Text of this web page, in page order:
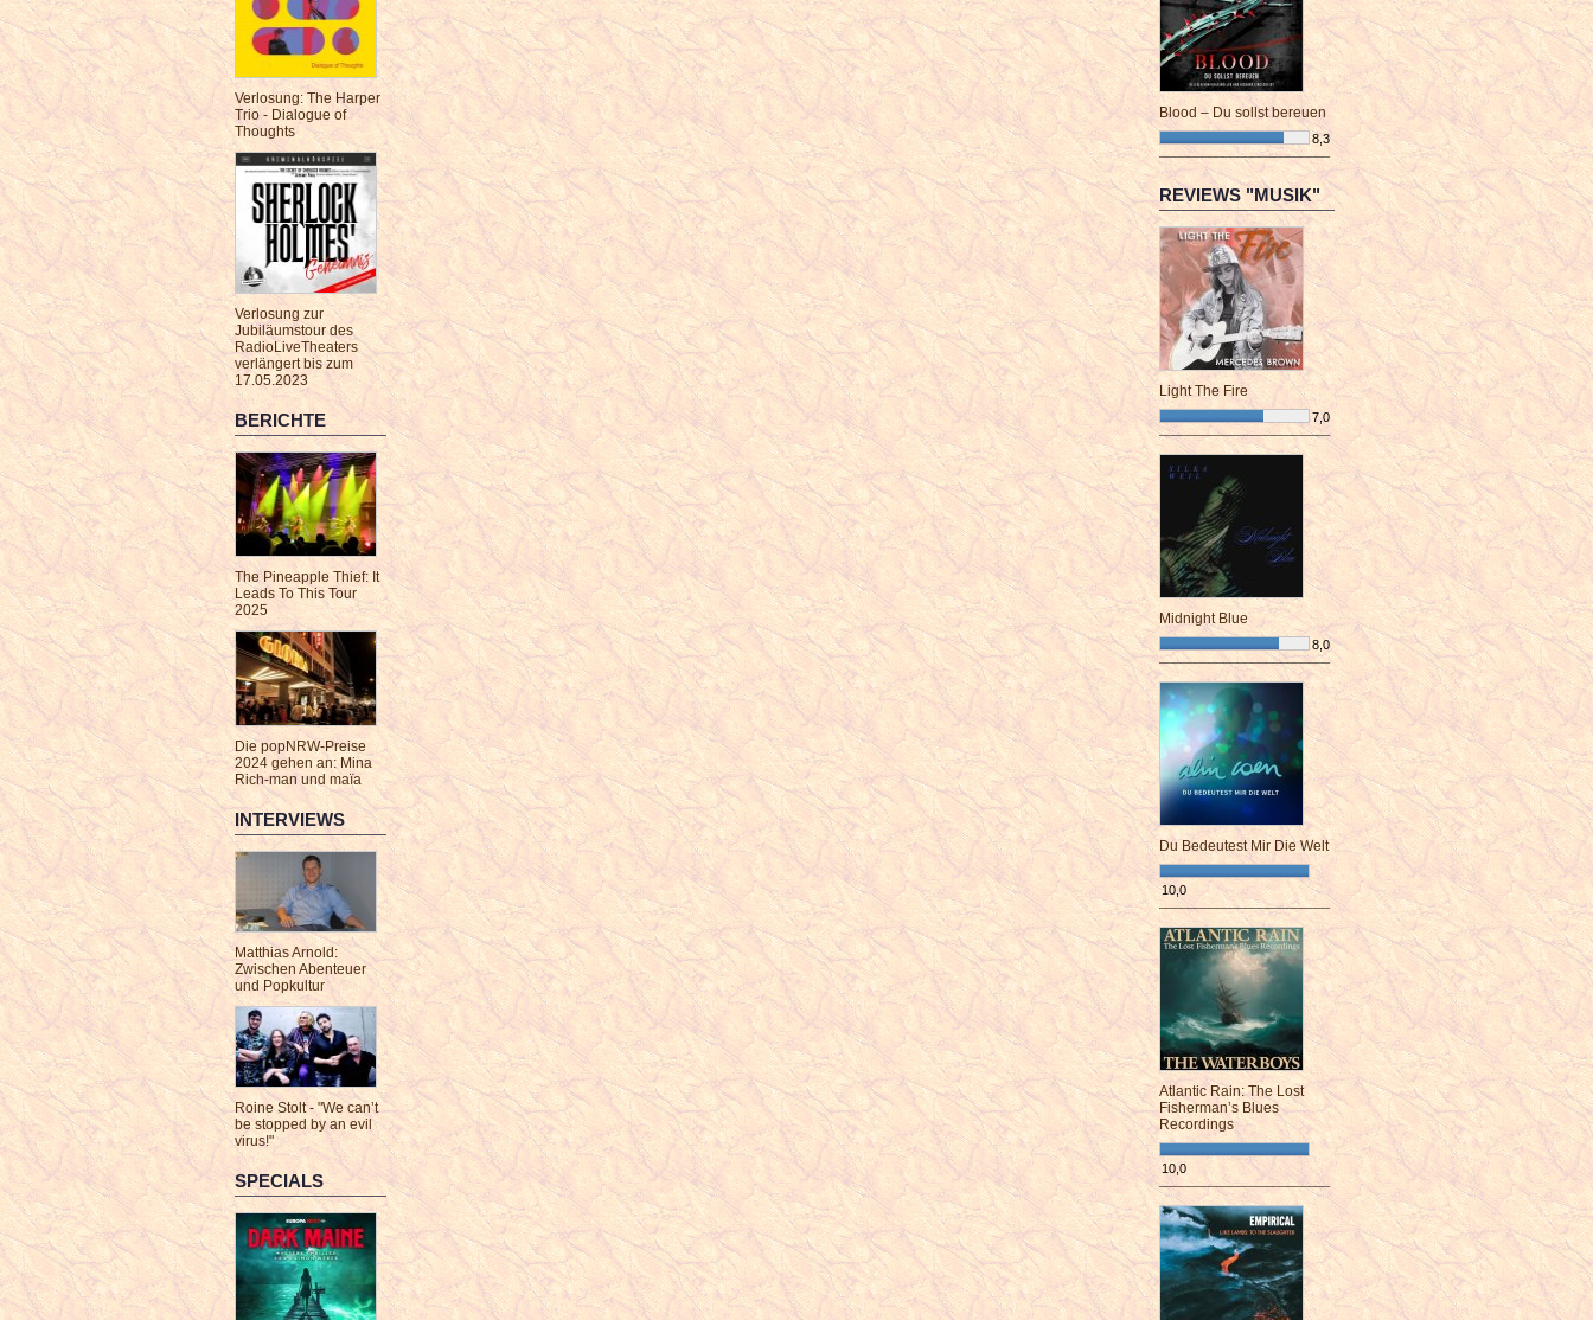
Verlosung: The Harper
Trio - Dialogue of
Thoughts
Verlosung zur
Jubiläumstour des
RadioLiveTheaters
verlängert bis zum
17.05.2023
BERICHTE
The Pineapple Thief: It
Leads To This Tour
2025
Die popNRW-Preise
2024 gehen an: Mina
Rich-man und maïa
INTERVIEWS
Matthias Arnold:
Zwischen Abenteuer
und Popkultur
Roine Stolt - "We can’t
be stopped by an evil
virus!"
SPECIALS
Blood – Du sollst bereuen
8,3
¯¯¯¯¯¯¯¯¯¯¯¯¯¯¯¯¯¯¯¯¯¯¯¯
REVIEWS "MUSIK"
Light The Fire
7,0
¯¯¯¯¯¯¯¯¯¯¯¯¯¯¯¯¯¯¯¯¯¯¯¯
Midnight Blue
8,0
¯¯¯¯¯¯¯¯¯¯¯¯¯¯¯¯¯¯¯¯¯¯¯¯
Du Bedeutest Mir Die Welt
10,0
¯¯¯¯¯¯¯¯¯¯¯¯¯¯¯¯¯¯¯¯¯¯¯¯
Atlantic Rain: The Lost
Fisherman’s Blues
Recordings
10,0
¯¯¯¯¯¯¯¯¯¯¯¯¯¯¯¯¯¯¯¯¯¯¯¯